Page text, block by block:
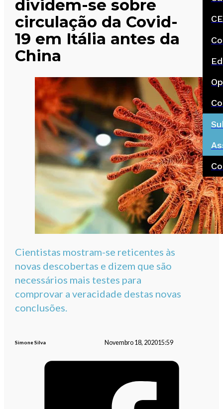
dividem-se sobre
circulação da Covid-
19 em Itália antes da
China
Cientistas mostram-se reticentes às
novas descobertas e dizem que são
necessários mais testes para
comprovar a veracidade destas novas
conclusões.
Simone Silva Novembro 18, 202015:59